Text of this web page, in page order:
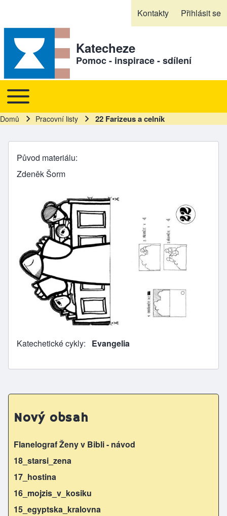
Kontakty Přihlásit se
Katecheze
Pomoc - inspirace - sdílení
Hlavní navigace
Toggle main menu
Drobečková navigace
Domů Pracovní listy 22 Farizeus a celník
Původ materiálu
Zdeněk Šorm
Katechetické cykly Evangelia
Nový obsah
Flanelograf Ženy v Bibli - návod
18_starsi_zena
17_hostina
16_mojzis_v_kosiku
15_egyptska_kralovna